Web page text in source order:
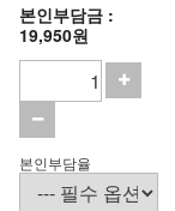
본인부담금 :
19,950원
본인부담율